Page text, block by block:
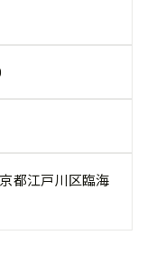
都江戸川区臨海